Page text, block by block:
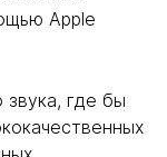
Apple
звука, где бы